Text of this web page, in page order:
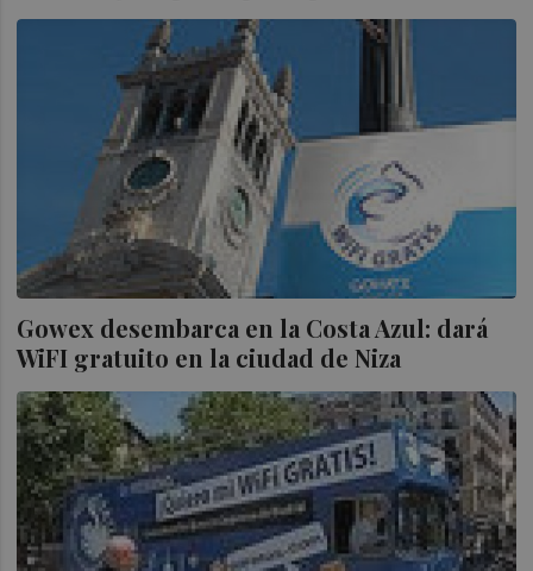
Gowex desembarca en la Costa Azul: dará
WiFI gratuito en la ciudad de Niza